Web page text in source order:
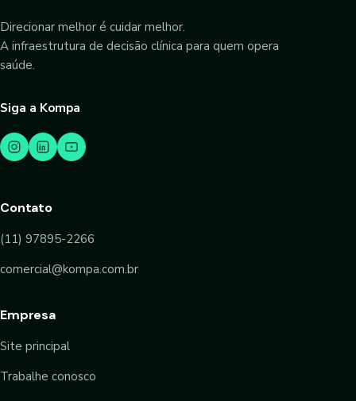
Direcionar melhor é cuidar melhor.
A infraestrutura de decisão clínica para quem opera
saúde.
Siga a Kompa
Contato
(11) 97895-2266
comercial@kompa.com.br
Empresa
Site principal
Trabalhe conosco